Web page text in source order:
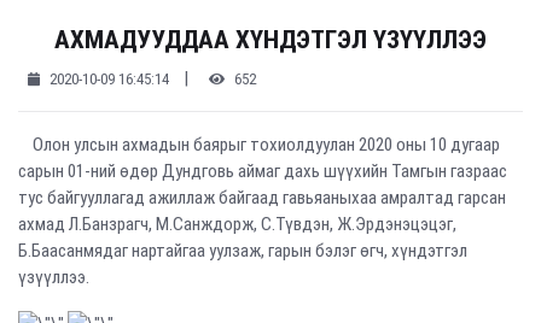
АХМАДУУДДАА ХҮНДЭТГЭЛ ҮЗҮҮЛЛЭЭ
2020-10-09 16:45:14 | 652
Олон улсын ахмадын баярыг тохиолдуулан 2020 оны 10 дугаар
сарын 01-ний өдөр Дундговь аймаг дахь шүүхийн Тамгын газраас
тус байгууллагад ажиллаж байгаад гавьяаныхаа амралтад гарсан
ахмад Л.Банзрагч, М.Санждорж, С.Түвдэн, Ж.Эрдэнэцэцэг,
Б.Баасанмядаг нартайгаа уулзаж, гарын бэлэг өгч, хүндэтгэл
үзүүллээ.